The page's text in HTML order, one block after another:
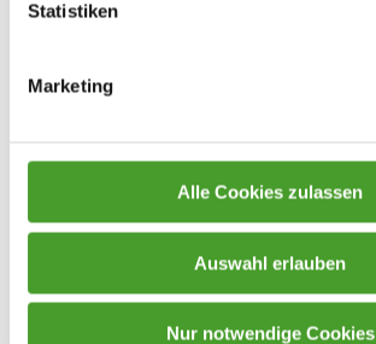
Statistiken
Marketing
Alle Cookies zulassen
Auswahl erlauben
Nur notwendige Cookies